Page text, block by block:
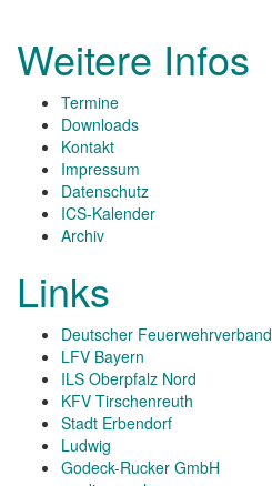
Weitere Infos
Termine
Downloads
Kontakt
Impressum
Datenschutz
ICS-Kalender
Archiv
Links
Deutscher Feuerwehrverband
LFV Bayern
ILS Oberpfalz Nord
KFV Tirschenreuth
Stadt Erbendorf
Ludwig
Godeck-Rucker GmbH